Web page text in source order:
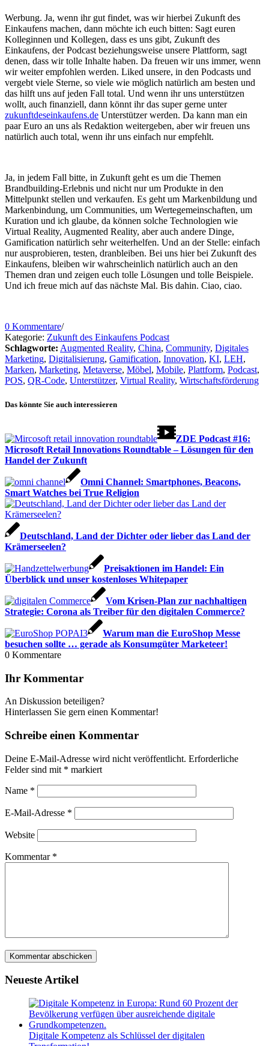
Werbung. Ja, wenn ihr gut findet, was wir hierbei Zukunft des
Einkaufens machen, dann möchte ich euch bitten: Sagt euren
Kolleginnen und Kollegen, dass es uns gibt, Zukunft des
Einkaufens, der Podcast beziehungsweise unsere Plattform, sagt
denen, dass wir tolle Inhalte haben. Da freuen wir uns immer, wenn
wir weiter empfohlen werden. Liked unsere, in den Podcasts und
vergebt viele Sterne, so viele wie möglich natürlich am besten und
das hilft uns auf jeden Fall total. Und wenn ihr uns unterstützen
wollt, auch finanziell, dann könnt ihr das super gerne unter
zukunftdeseinkaufens.de Unterstützer werden. Da kann man ein
paar Euro an uns als Redaktion weitergeben, aber wir freuen uns
natürlich auch total, wenn ihr uns einfach nur empfehlt.
Ja, in jedem Fall bitte, in Zukunft geht es um die Themen
Brandbuilding-Erlebnis und nicht nur um Produkte in den
Mittelpunkt stellen und verkaufen. Es geht um Markenbildung und
Markenbindung, um Communities, um Wertegemeinschaften, um
Kuration und ich glaube, da können solche Technologien wie
Virtual Reality, Augmented Reality, aber auch andere Dinge,
Gamification natürlich sehr weiterhelfen. Und an der Stelle: einfach
nur ausprobieren, testen, dranbleiben. Bei uns hier bei Zukunft des
Einkaufens, bleiben wir wahrscheinlich natürlich auch an den
Themen dran und zeigen euch tolle Lösungen und tolle Beispiele.
Und ich freue mich auf das nächste Mal. Bis dahin. Ciao, ciao.
0 Kommentare/
Kategorie: Zukunft des Einkaufens Podcast
Schlagworte: Augmented Reality, China, Community, Digitales
Marketing, Digitalisierung, Gamification, Innovation, KI, LEH,
Marken, Marketing, Metaverse, Möbel, Mobile, Plattform, Podcast,
POS, QR-Code, Unterstützer, Virtual Reality, Wirtschaftsförderung
Das könnte Sie auch interessieren
ZDE Podcast #16:
Microsoft Retail Innovations Roundtable – Lösungen für den
Handel der Zukunft
Omni Channel: Smartphones, Beacons,
Smart Watches bei True Religion
Deutschland, Land der Dichter oder lieber das Land der
Krämerseelen?
Preisaktionen im Handel: Ein
Überblick und unser kostenloses Whitepaper
Vom Krisen-Plan zur nachhaltigen
Strategie: Corona als Treiber für den digitalen Commerce?
Warum man die EuroShop Messe
besuchen sollte … gerade als Konsumgüter Marketeer!
0 Kommentare
Ihr Kommentar
An Diskussion beteiligen?
Hinterlassen Sie gern einen Kommentar!
Schreibe einen Kommentar
Deine E-Mail-Adresse wird nicht veröffentlicht. Erforderliche
Felder sind mit * markiert
Name *
E-Mail-Adresse *
Website
Kommentar *
Neueste Artikel
Digitale Kompetenz als Schlüssel der digitalen